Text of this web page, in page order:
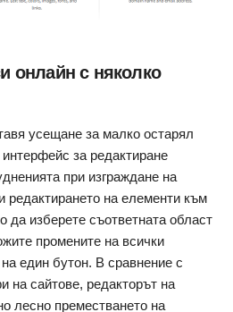
онлайн с няколко
усещане за малко остарял
за редактиране
при изграждане на
редактирането на елементи към
да изберете съответната област
промените на всички
един бутон. В сравнение с
на сайтове, редакторът на
лесно преместването на